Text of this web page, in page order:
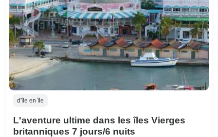
d'île en île
L'aventure ultime dans les îles Vierges
britanniques 7 jours/6 nuits